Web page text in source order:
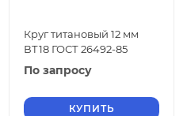
Круг титановый 12 мм
ВТ18 ГОСТ 26492-85
По запросу
КУПИТЬ